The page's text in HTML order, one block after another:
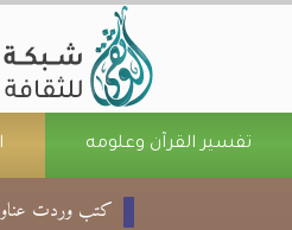
تفسير القرآن وعلومه
كتب وردت